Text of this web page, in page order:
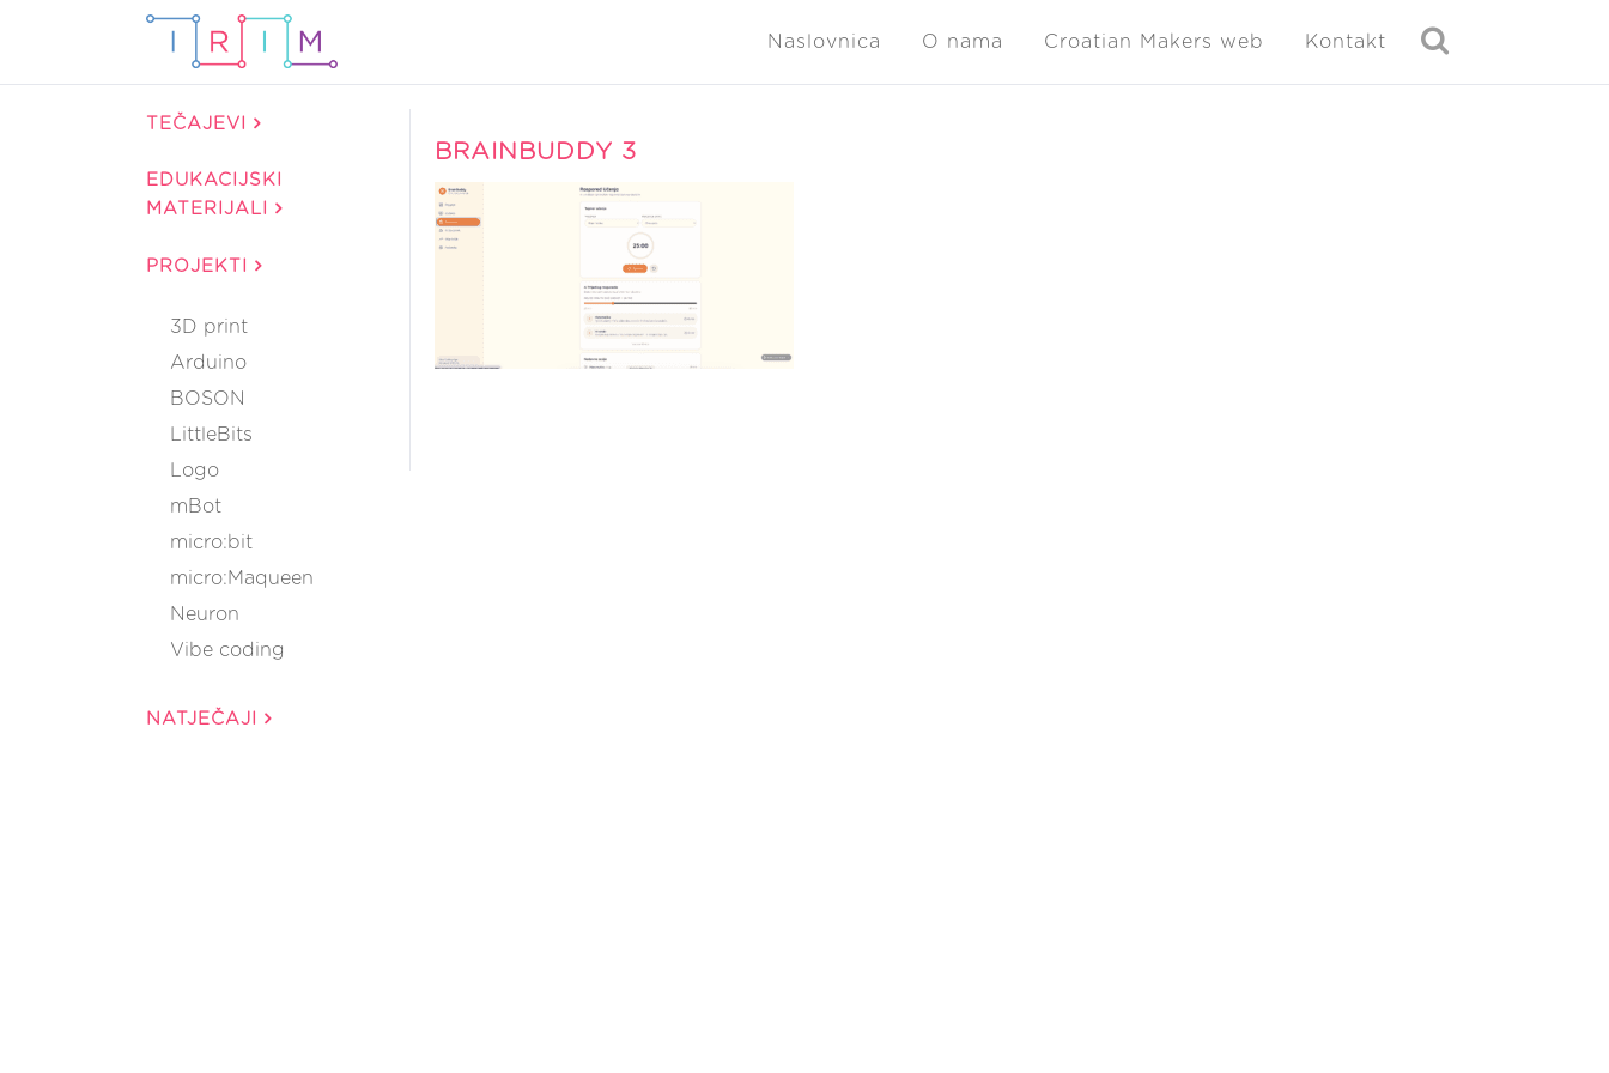
Naslovnica O nama Croatian Makers web Kontakt
TEČAJEVI
EDUKACIJSKI
MATERIJALI
PROJEKTI
3D print
Arduino
BOSON
LittleBits
Logo
mBot
micro:bit
micro:Maqueen
Neuron
Vibe coding
NATJEČAJI
BRAINBUDDY 3